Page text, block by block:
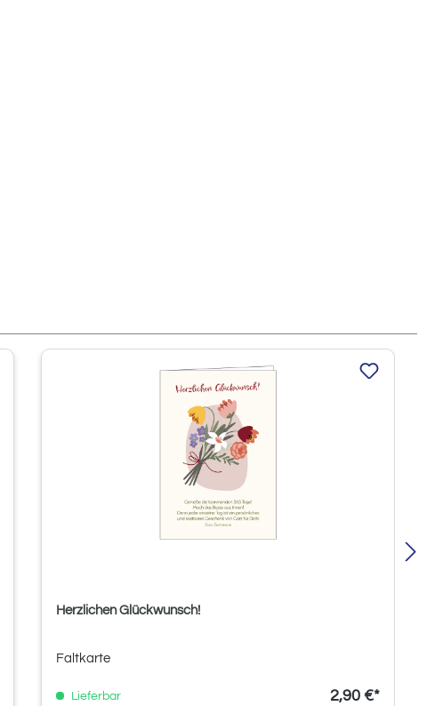
Herzlichen Glückwunsch!
Faltkarte
Lieferbar 2,90 €*